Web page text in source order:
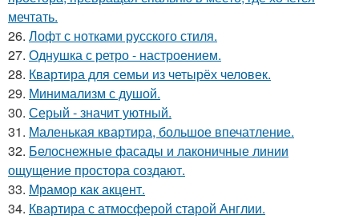
мечтать.
26. Лофт с нотками русского стиля.
27. Однушка с ретро - настроением.
28. Квартира для семьи из четырёх человек.
29. Минимализм с душой.
30. Серый - значит уютный.
31. Маленькая квартира, большое впечатление.
32. Белоснежные фасады и лаконичные линии
ощущение простора создают.
33. Мрамор как акцент.
34. Квартира с атмосферой старой Англии.